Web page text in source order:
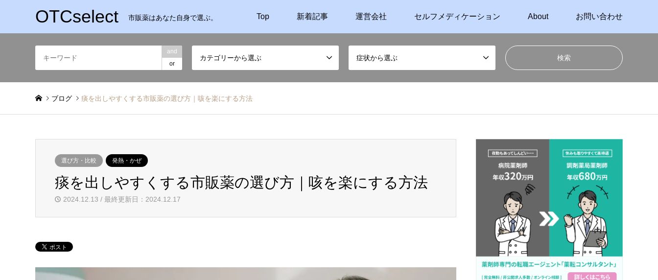
OTCselect 市販薬はあなた自身で選ぶ。 Top 新着記事 運営会社 セルフメディケーション About お問い合わせ
and
or
カテゴリーから選ぶ 症状から選ぶ
ブログ 痰を出しやすくする市販薬の選び方｜咳を楽にする方法
選び方・比較 発熱・かぜ
痰を出しやすくする市販薬の選び方｜咳を楽にする方法
2024.12.13 / 最終更新日：2024.12.17